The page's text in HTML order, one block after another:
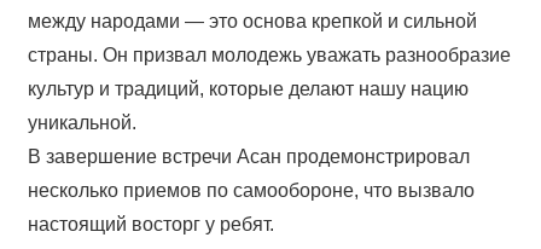
между народами — это основа крепкой и сильной
страны. Он призвал молодежь уважать разнообразие
культур и традиций, которые делают нашу нацию
уникальной.
В завершение встречи Асан продемонстрировал
несколько приемов по самообороне, что вызвало
настоящий восторг у ребят.